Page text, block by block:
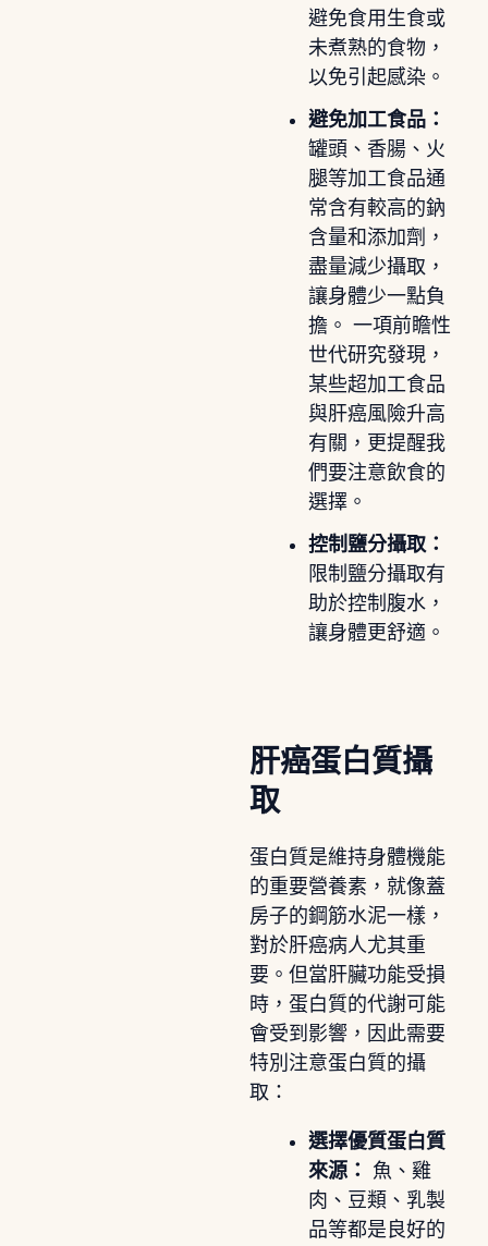
避免食用生食或
未煮熟的食物，
以免引起感染。
避免加工食品：
罐頭、香腸、火
腿等加工食品通
常含有較高的鈉
含量和添加劑，
盡量減少攝取，
讓身體少一點負
擔。 一項前瞻性
世代研究發現，
某些超加工食品
與肝癌風險升高
有關，更提醒我
們要注意飲食的
選擇。
控制鹽分攝取：
限制鹽分攝取有
助於控制腹水，
讓身體更舒適。
肝癌蛋白質攝
取
蛋白質是維持身體機能
的重要營養素，就像蓋
房子的鋼筋水泥一樣，
對於肝癌病人尤其重
要。但當肝臟功能受損
時，蛋白質的代謝可能
會受到影響，因此需要
特別注意蛋白質的攝
取：
選擇優質蛋白質
來源：
魚、雞
肉、豆類、乳製
品等都是良好的